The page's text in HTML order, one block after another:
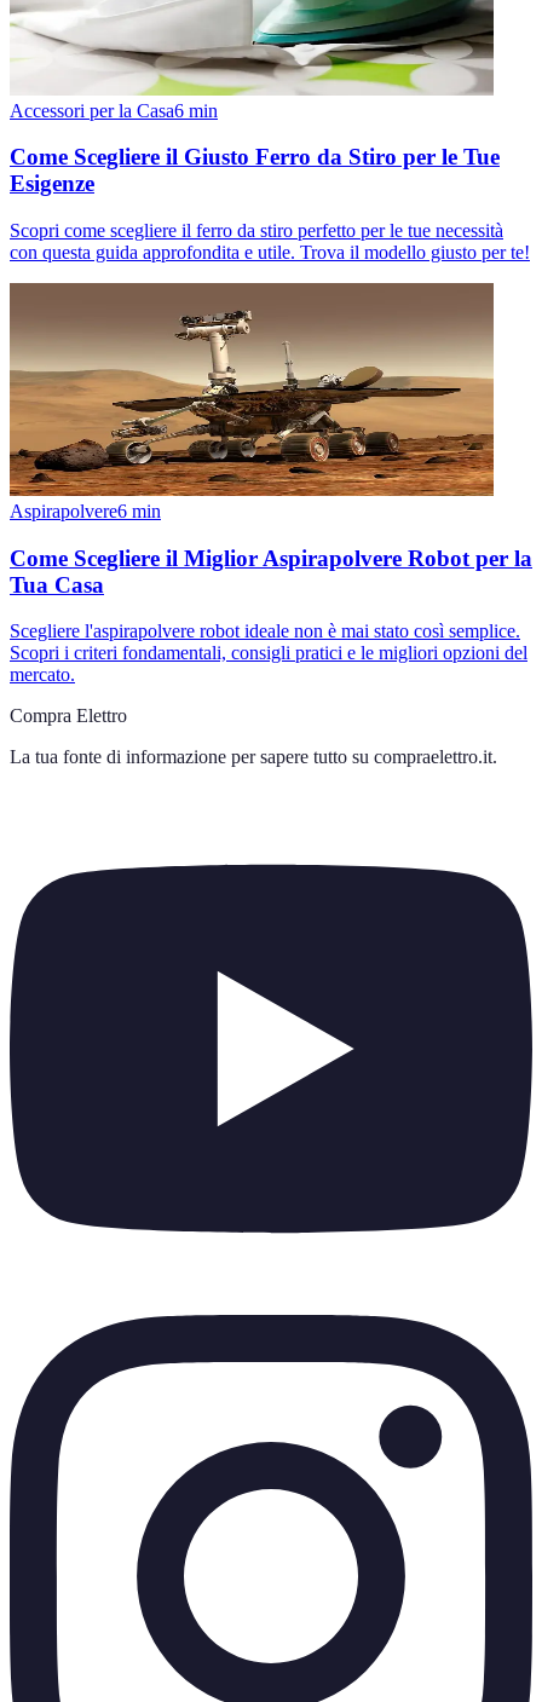
Accessori per la Casa6 min
Come Scegliere il Giusto Ferro da Stiro per le Tue
Esigenze
Scopri come scegliere il ferro da stiro perfetto per le tue necessità
con questa guida approfondita e utile. Trova il modello giusto per te!
Aspirapolvere6 min
Come Scegliere il Miglior Aspirapolvere Robot per la
Tua Casa
Scegliere l'aspirapolvere robot ideale non è mai stato così semplice.
Scopri i criteri fondamentali, consigli pratici e le migliori opzioni del
mercato.
Compra Elettro
La tua fonte di informazione per sapere tutto su compraelettro.it.